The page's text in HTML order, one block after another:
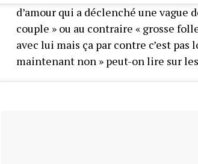
d’amour qui a déclenché une vague
couple » ou au contraire « grosse
avec lui mais ça par contre c’est
maintenant non » peut-on lire sur